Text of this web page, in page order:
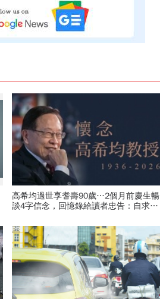
高希均過世享耆壽90歲…2個月前慶生暢
談4字信念，回憶錄給讀者忠告：自求多
PR